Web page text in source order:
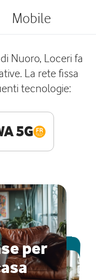
Mobile
Nuoro, Loceri fa
La rete fissa
tecnologie:
5G
per